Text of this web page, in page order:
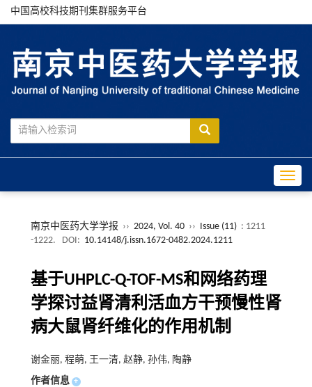
中国高校科技期刊集群服务平台
南京中医药大学学报 ›› 2024, Vol. 40 ›› Issue (11) : 1211
-1222.
DOI: 10.14148/j.issn.1672-0482.2024.1211
基于UHPLC-Q-TOF-MS和网络药理
学探讨益肾清利活血方干预慢性肾
病大鼠肾纤维化的作用机制
谢金丽, 程萌, 王一清, 赵静, 孙伟, 陶静
作者信息 +